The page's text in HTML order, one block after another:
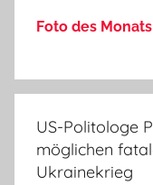
Foto des Monats
US-Politologe
möglichen
Ukrainekrieg